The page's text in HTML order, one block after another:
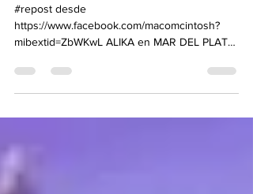
@ccave Sábado 25 de
febrero
#repost desde
TE INVITA AL @ccave2023 Alberti (3723) El...